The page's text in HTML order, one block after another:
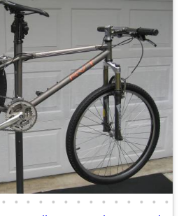
• • • • • • • • • • • • • •